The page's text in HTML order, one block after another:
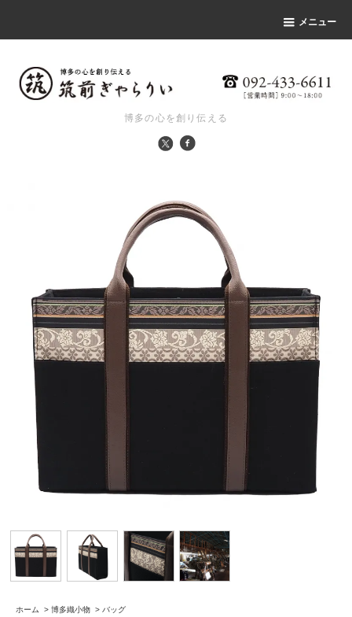
メニュー
博多の心を創り伝える
ホーム > 博多織小物 > バッグ